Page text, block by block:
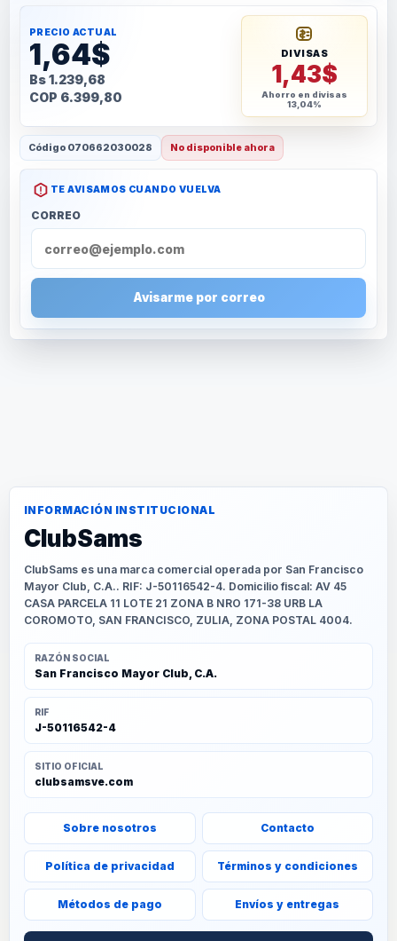
PRECIO ACTUAL
1,64$
Bs 1.239,68
COP 6.399,80
DIVISAS
1,43$
Ahorro en divisas
13,04%
Código 070662030028 No disponible ahora
TE AVISAMOS CUANDO VUELVA
CORREO
Avisarme por correo
INFORMACIÓN INSTITUCIONAL
ClubSams
ClubSams es una marca comercial operada por San Francisco
Mayor Club, C.A.. RIF: J-50116542-4. Domicilio fiscal: AV 45
CASA PARCELA 11 LOTE 21 ZONA B NRO 171-38 URB LA
COROMOTO, SAN FRANCISCO, ZULIA, ZONA POSTAL 4004.
RAZÓN SOCIAL
San Francisco Mayor Club, C.A.
RIF
J-50116542-4
SITIO OFICIAL
clubsamsve.com
Sobre nosotros Contacto
Política de privacidad Términos y condiciones
Métodos de pago Envíos y entregas